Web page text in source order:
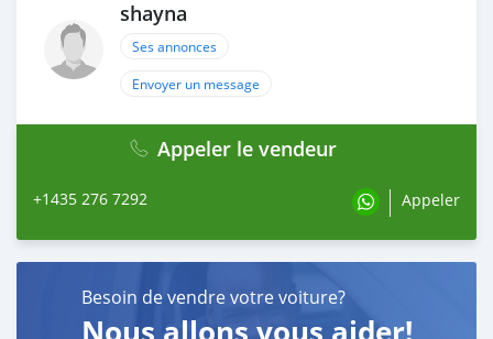
shayna
Ses annonces
Envoyer un message
Appeler le vendeur
+1435 276 7292 Appeler
Besoin de vendre votre voiture?